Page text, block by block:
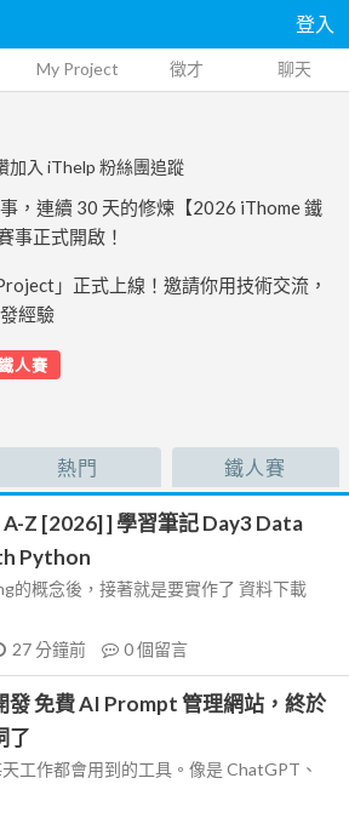
登入
My Project 徵才 聊天
加入 iThelp 粉絲團追蹤
，連續 30 天的修煉【2026 iThome 鐵
事正式開啟！
」正式上線！邀請你用技術交流，
經驗
人賽
熱門 鐵人賽
Z [2026] ] 學習筆記 Day3 Data
Python
的概念後，接著就是要實作了 資料下載
27 分鐘前 0個留言
發 免費 AI Prompt 管理網站，終於
了
工作都會用到的工具。像是 ChatGPT、